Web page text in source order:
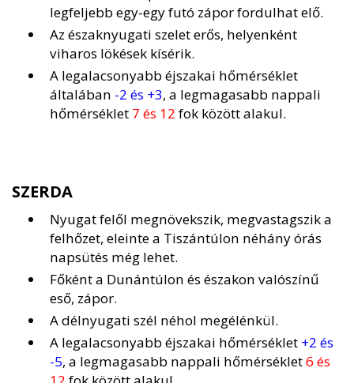
legfeljebb egy-egy futó zápor fordulhat elő.
Az északnyugati szelet erős, helyenként
viharos lökések kísérik.
A legalacsonyabb éjszakai hőmérséklet
általában -2 és +3, a legmagasabb nappali
hőmérséklet 7 és 12 fok között alakul.
SZERDA
Nyugat felől megnövekszik, megvastagszik a
felhőzet, eleinte a Tiszántúlon néhány órás
napsütés még lehet.
Főként a Dunántúlon és északon valószínű
eső, zápor.
A délnyugati szél néhol megélénkül.
A legalacsonyabb éjszakai hőmérséklet +2 és
-5, a legmagasabb nappali hőmérséklet6 és